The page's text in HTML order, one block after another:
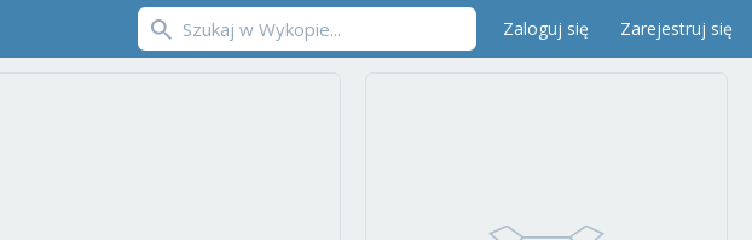
Zaloguj się Zarejestruj się